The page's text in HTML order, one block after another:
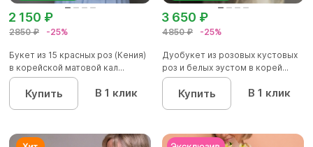
2850 ₽ -25%
2 150 ₽
Букет из 15 красных роз (Кения)
в корейской матовой кал...
Купить В 1 клик
4850 ₽ -25%
3 650 ₽
Дуобукет из розовых кустовых
роз и белых эустом в корей...
Купить В 1 клик